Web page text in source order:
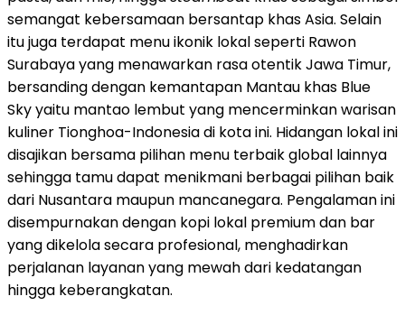
semangat kebersamaan bersantap khas Asia. Selain
itu juga terdapat menu ikonik lokal seperti Rawon
Surabaya yang menawarkan rasa otentik Jawa Timur,
bersanding dengan kemantapan Mantau khas Blue
Sky yaitu mantao lembut yang mencerminkan warisan
kuliner Tionghoa-Indonesia di kota ini. Hidangan lokal ini
disajikan bersama pilihan menu terbaik global lainnya
sehingga tamu dapat menikmani berbagai pilihan baik
dari Nusantara maupun mancanegara. Pengalaman ini
disempurnakan dengan kopi lokal premium dan bar
yang dikelola secara profesional, menghadirkan
perjalanan layanan yang mewah dari kedatangan
hingga keberangkatan.